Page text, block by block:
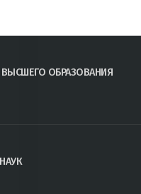
ОБРАЗОВАНИЯ